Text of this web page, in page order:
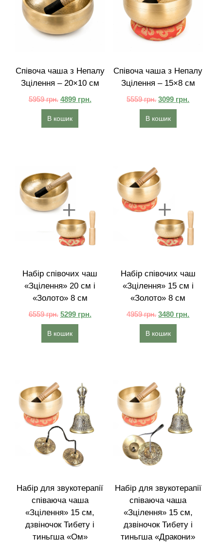
Співоча чаша з Непалу
Зцілення – 20×10 см
5959грн. 4899 грн.
В кошик
Співоча чаша з Непалу
Зцілення – 15×8 см
5559грн. 3099 грн.
В кошик
Набір співочих чаш
«Зцілення» 20 см і
«Золото» 8 см
6559грн. 5299 грн.
В кошик
Набір співочих чаш
«Зцілення» 15 см і
«Золото» 8 см
4959грн. 3480 грн.
В кошик
Набір для звукотерапії
співаюча чаша
«Зцілення» 15 см,
дзвіночок Тибету і
тиньгша «Ом»
Набір для звукотерапії
співаюча чаша
«Зцілення» 15 см,
дзвіночок Тибету і
тиньгша «Дракони»